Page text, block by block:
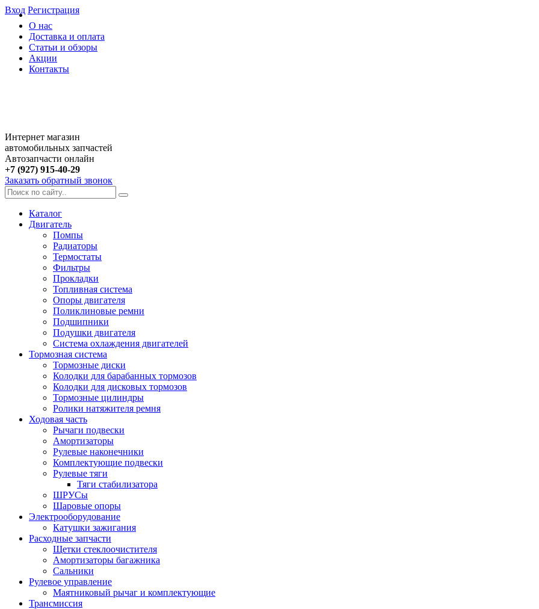
О нас
Доставка и оплата
Статьи и обзоры
Акции
Контакты
Вход Регистрация
Интернет магазин
автомобильных запчастей
Автозапчасти онлайн
+7 (927) 915-40-29
Заказать обратный звонок
Каталог
Двигатель
Помпы
Радиаторы
Термостаты
Фильтры
Прокладки
Топливная система
Опоры двигателя
Поликлиновые ремни
Подшипники
Подушки двигателя
Система охлаждения двигателей
Тормозная система
Тормозные диски
Колодки для барабанных тормозов
Колодки для дисковых тормозов
Тормозные цилиндры
Ролики натяжителя ремня
Ходовая часть
Рычаги подвески
Амортизаторы
Рулевые наконечники
Комплектующие подвески
Рулевые тяги
Тяги стабилизатора
ШРУСы
Шаровые опоры
Электрооборудование
Катушки зажигания
Расходные запчасти
Щетки стеклоочистителя
Амортизаторы багажника
Сальники
Рулевое управление
Маятниковый рычаг и комплектующие
Трансмиссия